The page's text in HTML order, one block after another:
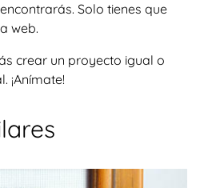
Solo tienes que
web.
crear un proyecto igual o
¡Anímate!